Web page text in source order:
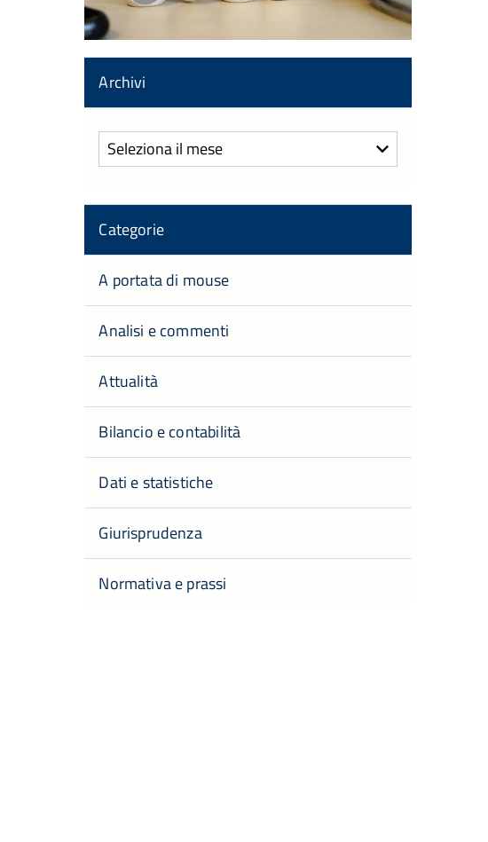
Archivi
Archivi
Categorie
A portata di mouse
Analisi e commenti
Attualità
Bilancio e contabilità
Dati e statistiche
Giurisprudenza
Normativa e prassi